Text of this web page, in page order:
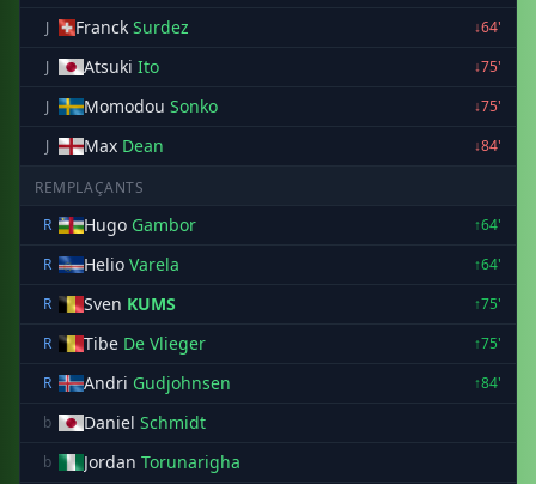
J
Franck Surdez
↓64'
J
Atsuki Ito
↓75'
J
Momodou Sonko
↓75'
J
Max Dean ↓84'
REMPLAÇANTS
R
Hugo Gambor
↑64'
R
Helio Varela
↑64'
R
Sven KUMS
↑75'
R
Tibe De Vlieger
↑75'
R
Andri Gudjohnsen
↑84'
b
Daniel Schmidt
b Jordan Torunarigha